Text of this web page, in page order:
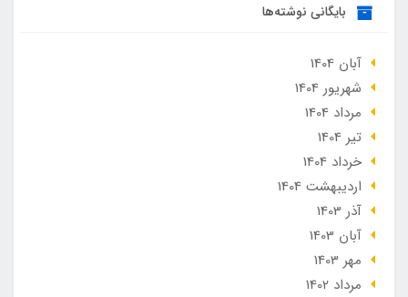
بایگانی نوشته‌ها
آبان 1404
شهریور 1404
مرداد 1404
تير 1404
خرداد 1404
ارديبهشت 1404
آذر 1403
آبان 1403
مهر 1403
مرداد 1402